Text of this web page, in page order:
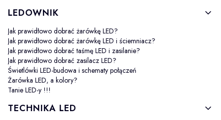
LEDOWNIK
Jak prawidłowo dobrać żarówkę LED?
Jak prawidłowo dobrać żarówkę LED i ściemniacz?
Jak prawidłowo dobrać taśmę LED i zasilanie?
Jak prawidłowo dobrać zasilacz LED?
Świetlówki LED-budowa i schematy połączeń
Żarówka LED, a kolory?
Tanie LED-y !!!
TECHNIKA LED